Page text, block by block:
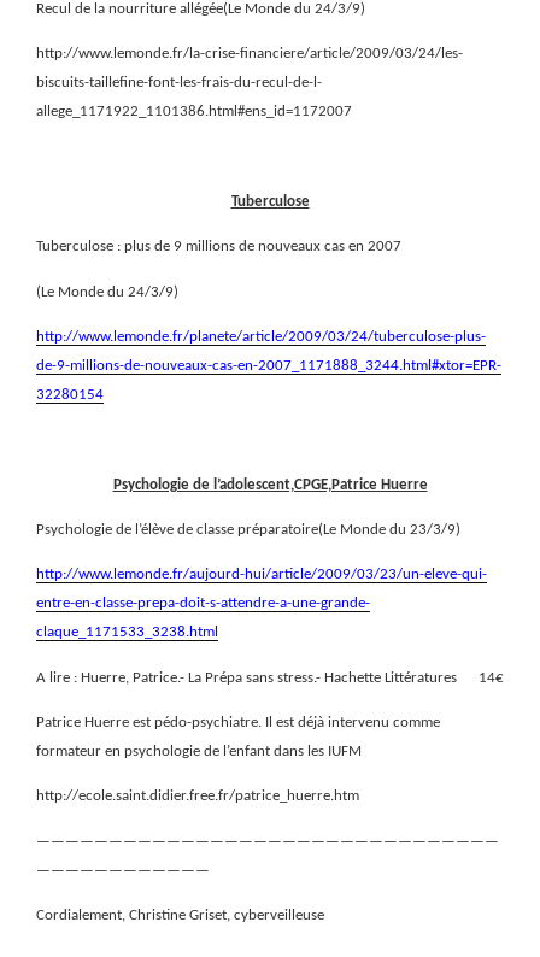
Recul de la nourriture allégée(Le Monde du 24/3/9)
http://www.lemonde.fr/la-crise-financiere/article/2009/03/24/les-
biscuits-taillefine-font-les-frais-du-recul-de-l-
allege_1171922_1101386.html#ens_id=1172007
Tuberculose
Tuberculose : plus de 9 millions de nouveaux cas en 2007
(Le Monde du 24/3/9)
http://www.lemonde.fr/planete/article/2009/03/24/tuberculose-plus-
de-9-millions-de-nouveaux-cas-en-2007_1171888_3244.html#xtor=EPR-
32280154
Psychologie de l’adolescent,CPGE,Patrice Huerre
Psychologie de l’élève de classe préparatoire(Le Monde du 23/3/9)
http://www.lemonde.fr/aujourd-hui/article/2009/03/23/un-eleve-qui-
entre-en-classe-prepa-doit-s-attendre-a-une-grande-
claque_1171533_3238.html
A lire : Huerre, Patrice.- La Prépa sans stress.- Hachette Littératures 14€
Patrice Huerre est pédo-psychiatre. Il est déjà intervenu comme
formateur en psychologie de l’enfant dans les IUFM
http://ecole.saint.didier.free.fr/patrice_huerre.htm
————————————————————————————————
————————————
Cordialement, Christine Griset, cyberveilleuse